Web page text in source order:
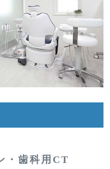
・歯科用CT